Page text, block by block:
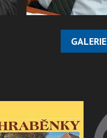
GALERIE